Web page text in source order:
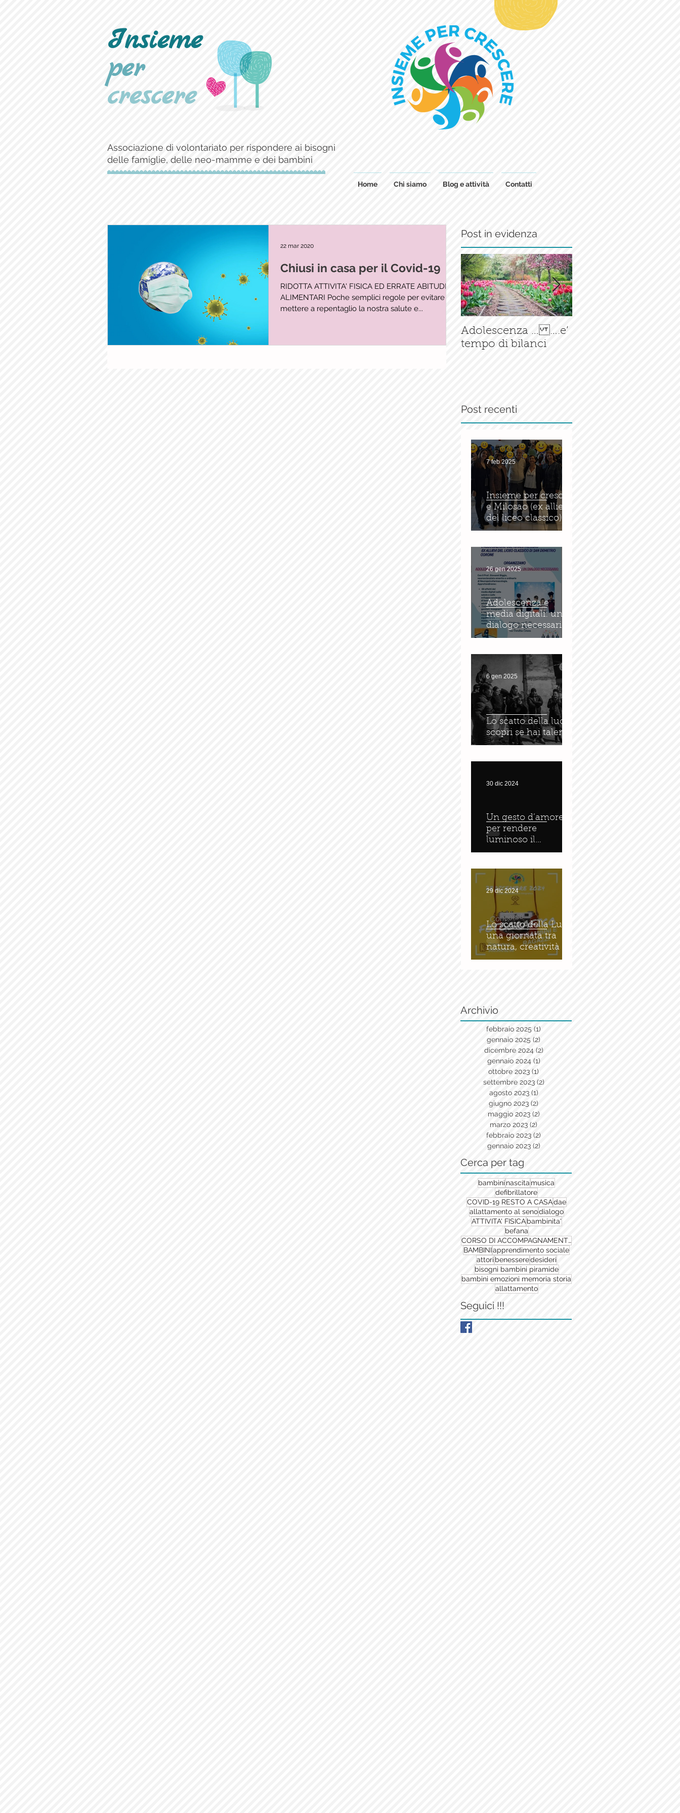
Insieme
per
crescere
Associazione di volontariato per rispondere ai bisogni
delle famiglie, delle neo-mamme e dei bambini
Home Chi siamo Blog e attività Contatti
Chiusi in casa per il Covid-19
RIDOTTA ATTIVITA' FISICA ED ERRATE ABITUDINI
ALIMENTARI Poche semplici regole per evitare di
mettere a repentaglio la nostra salute e...
22 mar 2020
Post in evidenza
Adolescenza … ….e’
tempo di bilanci
Post recenti
Insieme per crescere
e Milosao (ex allievi
del liceo classico): in
sinergia per
7 feb 2025
Adolescenza e
media digitali: un
dialogo necessario
26 gen 2025
Lo scatto della luce :
scopri se hai talento
6 gen 2025
Un gesto d’amore
per rendere
luminoso il
tramonto
30 dic 2024
Lo scatto della Luce:
una giornata tra
natura, creatività e
bellezza
29 dic 2024
Archivio
febbraio 2025 (1)
gennaio 2025 (2)
dicembre 2024 (2)2 post
gennaio 2024 (1)1 post
ottobre 2023 (1)
settembre 2023 (2)2 post
agosto 2023 (1)
giugno 2023 (2)
maggio 2023 (2)
marzo 2023 (2)
febbraio 2023 (2)
gennaio 2023 (2)
Cerca per tag
bambini nascita musica
defibrillatore
COVID-19 RESTO A CASAdae
allattamento al senodialogo
ATTIVITA' FISICA bambinita'
befana
CORSO DI ACCOMPAGNAMENTO ALLA NASCITA
BAMBINIapprendimento sociale
attori benesseredesideri
bisogni bambini piramide
bambini emozioni memoria storia
allattamento
Seguici !!!